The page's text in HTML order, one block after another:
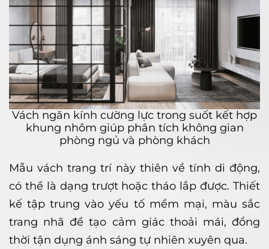
Vách ngăn kính cường lực trong suốt kết hợp
khung nhôm giúp phân tích không gian
phòng ngủ và phòng khách
Mẫu vách trang trí này thiên về tính di động,
có thể là dạng trượt hoặc tháo lắp được. Thiết
kế tập trung vào yếu tố mềm mại, màu sắc
trang nhã để tạo cảm giác thoải mái, đồng
thời tận dụng ánh sáng tự nhiên xuyên qua.